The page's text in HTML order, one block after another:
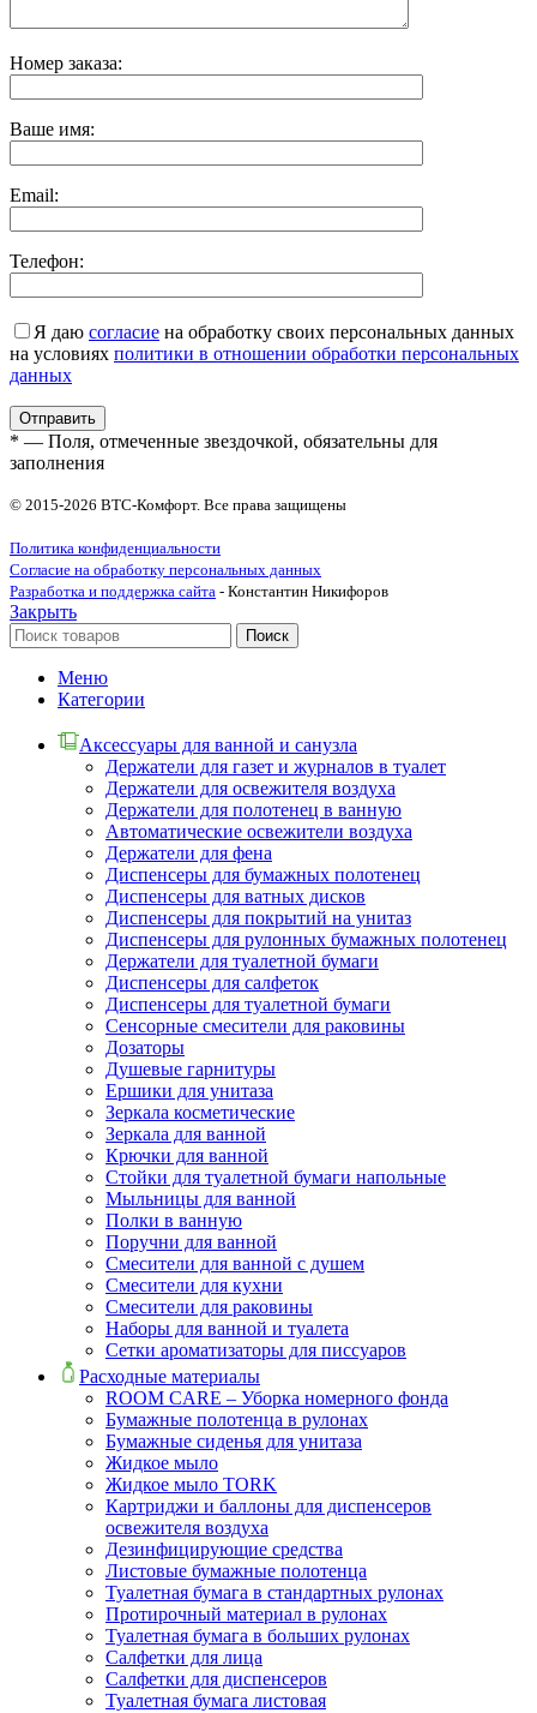
Номер заказа:
Ваше имя:
Email:
Телефон:
Я даю согласие на обработку своих персональных данных
на условиях политики в отношении обработки персональных
данных
* — Поля, отмеченные звездочкой, обязательны для
заполнения
© 2015-2026 ВТС-Комфорт. Все права защищены
Политика конфиденциальности
Согласие на обработку персональных данных
Разработка и поддержка сайта - Константин Никифоров
Закрыть
Поиск
Меню
Категории
Аксессуары для ванной и санузла
Держатели для газет и журналов в туалет
Держатели для освежителя воздуха
Держатели для полотенец в ванную
Автоматические освежители воздуха
Держатели для фена
Диспенсеры для бумажных полотенец
Диспенсеры для ватных дисков
Диспенсеры для покрытий на унитаз
Диспенсеры для рулонных бумажных полотенец
Держатели для туалетной бумаги
Диспенсеры для салфеток
Диспенсеры для туалетной бумаги
Сенсорные смесители для раковины
Дозаторы
Душевые гарнитуры
Ершики для унитаза
Зеркала косметические
Зеркала для ванной
Крючки для ванной
Стойки для туалетной бумаги напольные
Мыльницы для ванной
Полки в ванную
Поручни для ванной
Смесители для ванной с душем
Смесители для кухни
Смесители для раковины
Наборы для ванной и туалета
Сетки ароматизаторы для писсуаров
Расходные материалы
ROOM CARE – Уборка номерного фонда
Бумажные полотенца в рулонах
Бумажные сиденья для унитаза
Жидкое мыло
Жидкое мыло TORK
Картриджи и баллоны для диспенсеров
освежителя воздуха
Дезинфицирующие средства
Листовые бумажные полотенца
Туалетная бумага в стандартных рулонах
Протирочный материал в рулонах
Туалетная бумага в больших рулонах
Салфетки для лица
Салфетки для диспенсеров
Туалетная бумага листовая